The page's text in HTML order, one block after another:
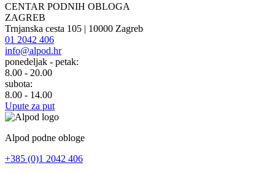
CENTAR PODNIH OBLOGA
ZAGREB
Trnjanska cesta 105 | 10000 Zagreb
01 2042 406
info@alpod.hr
ponedeljak - petak:
8.00 - 20.00
subota:
8.00 - 14.00
Upute za put
Alpod podne obloge
+385 (0)1 2042 406